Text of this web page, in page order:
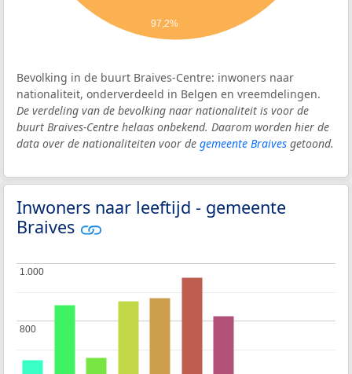
97,2%
Bevolking in de buurt Braives-Centre: inwoners naar
nationaliteit, onderverdeeld in Belgen en vreemdelingen.
De verdeling van de bevolking naar nationaliteit is voor de
buurt Braives-Centre helaas onbekend. Daarom worden hier de
data over de nationaliteiten voor de gemeente Braives getoond.
Inwoners naar leeftijd - gemeente
Braives
800
800
1.000
1.000